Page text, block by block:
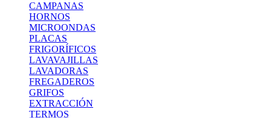
CAMPANAS
HORNOS
MICROONDAS
PLACAS
FRIGORÍFICOS
LAVAVAJILLAS
LAVADORAS
FREGADEROS
GRIFOS
EXTRACCIÓN
TERMOS